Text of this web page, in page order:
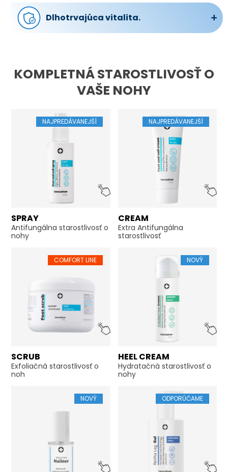
Dlhotrvajúca vitalita.
KOMPLETNÁ STAROSTLIVOSŤ O
VAŠE NOHY
NAJPREDÁVANEJŠÍ
SPRAY
Antifungálna starostlivosť o
nohy
NAJPREDÁVANEJŠÍ
CREAM
Extra Antifungálna
starostlivosť
COMFORT LINE
SCRUB
Exfoliačná starostlivosť o
noh
NOVÝ
HEEL CREAM
Hydratačná starostlivosť o
nohy
NOVÝ ODPORÚČAME